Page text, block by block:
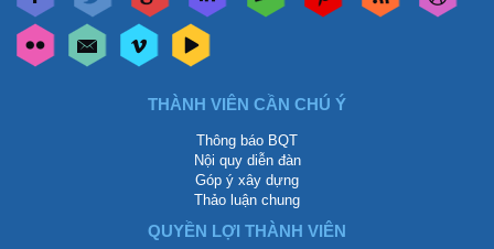
THÀNH VIÊN CẦN CHÚ Ý
Thông báo BQT
Nội quy diễn đàn
Góp ý xây dựng
Thảo luận chung
QUYỀN LỢI THÀNH VIÊN